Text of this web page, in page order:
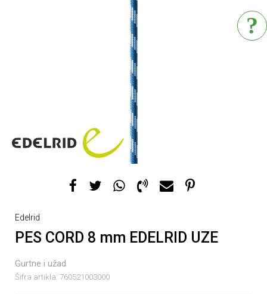
Edelrid
PES CORD 8 mm EDELRID UZE
Gurtne i užad
Šifra artikla: 760521003000